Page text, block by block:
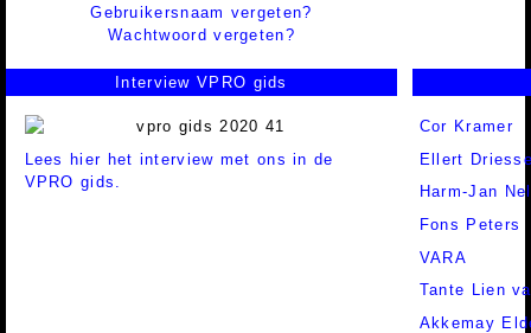
Gebruikersnaam vergeten?
Wachtwoord vergeten?
Interview VPRO gids
Lees hier het interview met ons in de
VPRO gids.
Cor Kramer
Ellert
Harm-Jan
Fons Peters
VARA
Tante Lien
Akkemay